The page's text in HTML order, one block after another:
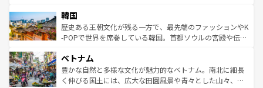
はコンテンツ一覧
いる。アクティビティも充実しており、サーフィンやダイ
ビング、ハイキングなど、アウトドア好きにはたまらな
い。オーストラリアの多彩な魅力を存分に味わいつくそ
参照してほしい。
ン）、静ひつな山岳地帯である台湾東部など、都市の喧騒
と山間の静けさが共存しており、訪れる人に新しい発見と
驚きをもたらしてくれる。また、奥深い台湾の食文化も魅
容にもいいと評判のスイーツなど、バラエティ豊かな料理
が味わえる。 なお、新着の台湾情報は コンテンツ一覧を参
照してほしい。
韓国
歴史ある王朝文化が残る一方で、最先端のファッションやK
-POPで世界を席巻している韓国。首都ソウルの宮殿や伝統
き、地方に足を延ばせば四季折々の自然美を楽しむことが
できる。そして、キムチや焼肉、絶品のストリートフード
まで、さまざまな韓国料理が待っている。夜には、韓国な
ベトナム
豊かな自然と多様な文化が魅力的なベトナム。南北に細長
く伸びる国土には、広大な田園風景や青々とした山々、世